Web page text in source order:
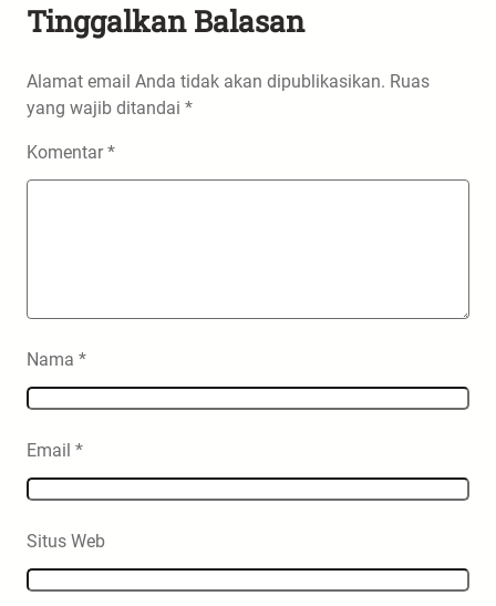
Tinggalkan Balasan
Alamat email Anda tidak akan dipublikasikan. Ruas
yang wajib ditandai *
Komentar*
Nama *
Email *
Situs Web